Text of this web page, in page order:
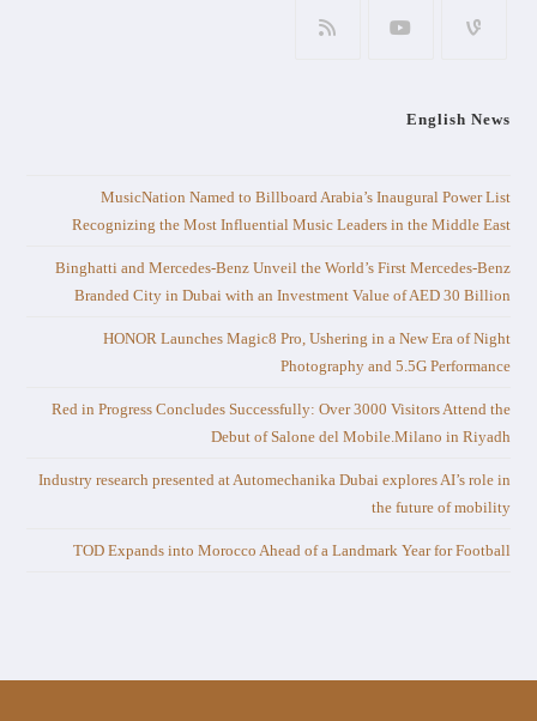
English News
MusicNation Named to Billboard Arabia’s Inaugural Power List
Recognizing the Most Influential Music Leaders in the Middle East
Binghatti and Mercedes-Benz Unveil the World’s First Mercedes-Benz
Branded City in Dubai with an Investment Value of AED 30 Billion
HONOR Launches Magic8 Pro, Ushering in a New Era of Night
Photography and 5.5G Performance
Red in Progress Concludes Successfully: Over 3000 Visitors Attend the
Debut of Salone del Mobile.Milano in Riyadh
Industry research presented at Automechanika Dubai explores AI’s role in
the future of mobility
TOD Expands into Morocco Ahead of a Landmark Year for Football